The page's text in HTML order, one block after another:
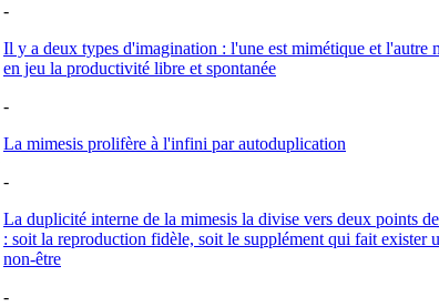
-
Il y a deux types d'imagination : l'une est mimétique et l'autre
en jeu la productivité libre et spontanée
-
La mimesis prolifère à l'infini par autoduplication
-
La duplicité interne de la mimesis la divise vers deux points
: soit la reproduction fidèle, soit le supplément qui fait exister
non-être
-